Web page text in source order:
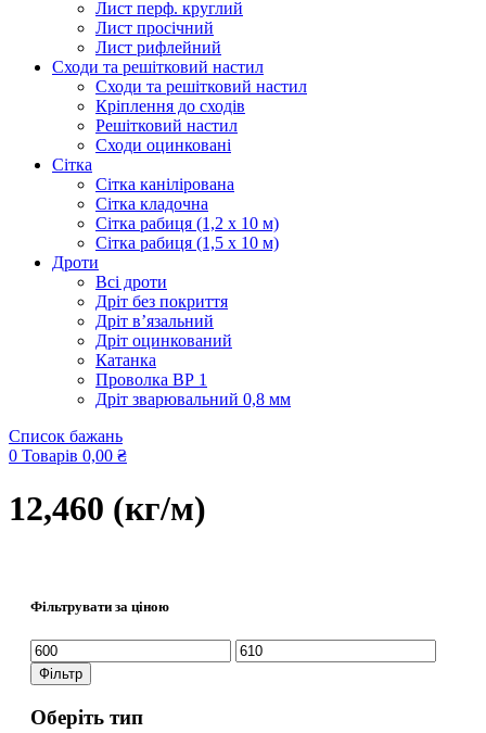
Лист перф. круглий
Лист просічний
Лист рифлейний
Сходи та решітковий настил
Сходи та решітковий настил
Кріплення до сходів
Решітковий настил
Сходи оцинковані
Сітка
Сітка канілірована
Сітка кладочна
Сітка рабиця (1,2 x 10 м)
Сітка рабиця (1,5 x 10 м)
Дроти
Всі дроти
Дріт без покриття
Дріт в’язальний
Дріт оцинкований
Катанка
Проволка ВР 1
Дріт зварювальний 0,8 мм
Список бажань
0 Товарів 0,00 ₴
12,460 (кг/м)
Фільтрувати за ціною
Мінімальна
ціна
Найбільша
ціна
Фільтр
Оберіть тип